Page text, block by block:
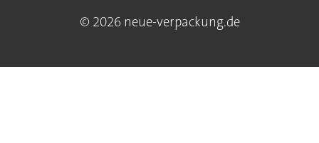
© 2026 neue-verpackung.de